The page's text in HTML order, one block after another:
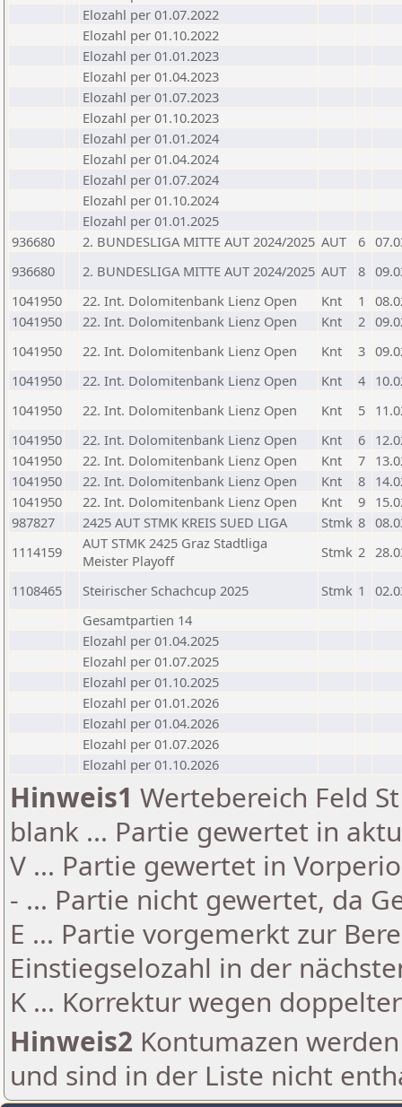
Elozahl per 01.07.2022
Elozahl per 01.10.2022
Elozahl per 01.01.2023
Elozahl per 01.04.2023
Elozahl per 01.07.2023
Elozahl per 01.10.2023
Elozahl per 01.01.2024
Elozahl per 01.04.2024
Elozahl per 01.07.2024
Elozahl per 01.10.2024
Elozahl per 01.01.2025
936680
2. BUNDESLIGA MITTE AUT 2024/2025 AUT 6
936680
2. BUNDESLIGA MITTE AUT 2024/2025 AUT 8
1041950
22. Int. Dolomitenbank Lienz Open Knt 1
1041950
22. Int. Dolomitenbank Lienz Open Knt 2
1041950
22. Int. Dolomitenbank Lienz Open Knt 3
1041950
22. Int. Dolomitenbank Lienz Open Knt 4
1041950
22. Int. Dolomitenbank Lienz Open Knt 5
1041950
22. Int. Dolomitenbank Lienz Open Knt 6
1041950
22. Int. Dolomitenbank Lienz Open Knt 7
1041950
22. Int. Dolomitenbank Lienz Open Knt 8
1041950
22. Int. Dolomitenbank Lienz Open Knt 9
987827
2425 AUT STMK KREIS SUED LIGA Stmk 8
1114159
AUT STMK 2425 Graz Stadtliga
Meister Playoff
Stmk 2
1108465 Steirischer Schachcup 2025 Stmk 1
Gesamtpartien 14
Elozahl per 01.04.2025
Elozahl per 01.07.2025
Elozahl per 01.10.2025
Elozahl per 01.01.2026
Elozahl per 01.04.2026
Elozahl per 01.07.2026
Elozahl per 01.10.2026
Hinweis1 Wertebereich Feld
blank ... Partie gewertet in
V ... Partie gewertet in
- ... Partie nicht gewertet, da
E ... Partie vorgemerkt zur
Einstiegselozahl in der
K ... Korrektur wegen
Hinweis2 Kontumazen
und sind in der Liste nicht